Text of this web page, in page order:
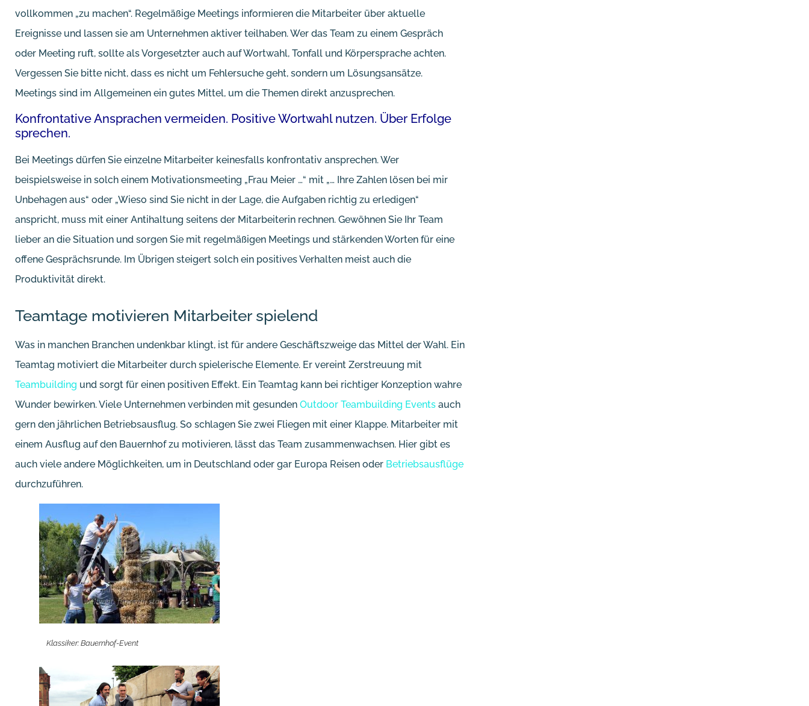
vollkommen „zu machen“. Regelmäßige Meetings informieren die Mitarbeiter über aktuelle
Ereignisse und lassen sie am Unternehmen aktiver teilhaben. Wer das Team zu einem Gespräch
oder Meeting ruft, sollte als Vorgesetzter auch auf Wortwahl, Tonfall und Körpersprache achten.
Vergessen Sie bitte nicht, dass es nicht um Fehlersuche geht, sondern um Lösungsansätze.
Meetings sind im Allgemeinen ein gutes Mittel, um die Themen direkt anzusprechen.
Konfrontative Ansprachen vermeiden. Positive Wortwahl nutzen. Über Erfolge
sprechen.
Bei Meetings dürfen Sie einzelne Mitarbeiter keinesfalls konfrontativ ansprechen. Wer
beispielsweise in solch einem Motivationsmeeting „Frau Meier …“ mit „… Ihre Zahlen lösen bei mir
Unbehagen aus“ oder „Wieso sind Sie nicht in der Lage, die Aufgaben richtig zu erledigen“
anspricht, muss mit einer Antihaltung seitens der Mitarbeiterin rechnen. Gewöhnen Sie Ihr Team
lieber an die Situation und sorgen Sie mit regelmäßigen Meetings und stärkenden Worten für eine
offene Gesprächsrunde. Im Übrigen steigert solch ein positives Verhalten meist auch die
Produktivität direkt.
Teamtage motivieren Mitarbeiter spielend
Was in manchen Branchen undenkbar klingt, ist für andere Geschäftszweige das Mittel der Wahl. Ein
Teamtag motiviert die Mitarbeiter durch spielerische Elemente. Er vereint Zerstreuung mit
Teambuilding und sorgt für einen positiven Effekt. Ein Teamtag kann bei richtiger Konzeption wahre
Wunder bewirken. Viele Unternehmen verbinden mit gesunden Outdoor Teambuilding Events auch
gern den jährlichen Betriebsausflug. So schlagen Sie zwei Fliegen mit einer Klappe. Mitarbeiter mit
einem Ausflug auf den Bauernhof zu motivieren, lässt das Team zusammenwachsen. Hier gibt es
auch viele andere Möglichkeiten, um in Deutschland oder gar Europa Reisen oder Betriebsausflüge
durchzuführen.
Klassiker: Bauernhof-Event